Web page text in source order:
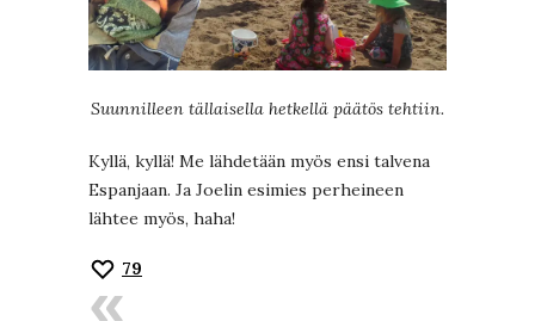
Suunnilleen tällaisella hetkellä päätös tehtiin.
Kyllä, kyllä! Me lähdetään myös ensi talvena
Espanjaan. Ja Joelin esimies perheineen
lähtee myös, haha!
79